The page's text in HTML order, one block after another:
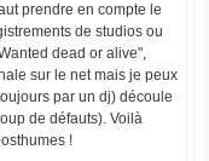
prendre en compte le
de studios ou
dead or alive",
sur le net mais je peux
par un dj) découle
de défauts). Voilà
!